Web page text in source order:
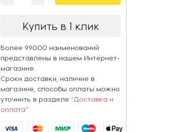
Купить в 1 клик
Более 99000 наименований
представлены в нашем Интернет-
магазине.
Сроки доставки, наличие в
магазине, способы оплаты можно
уточнить в разделе "Доставка и
оплата"